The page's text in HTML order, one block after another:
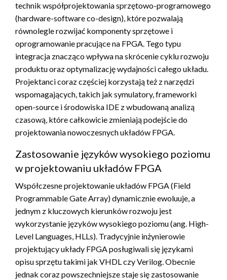
technik współprojektowania sprzętowo-programowego
(hardware-software co-design), które pozwalają
równolegle rozwijać komponenty sprzętowe i
oprogramowanie pracujące na FPGA. Tego typu
integracja znacząco wpływa na skrócenie cyklu rozwoju
produktu oraz optymalizację wydajności całego układu.
Projektanci coraz częściej korzystają też z narzędzi
wspomagających, takich jak symulatory, frameworki
open-source i środowiska IDE z wbudowaną analizą
czasową, które całkowicie zmieniają podejście do
projektowania nowoczesnych układów FPGA.
Zastosowanie języków wysokiego poziomu
w projektowaniu układów FPGA
Współczesne projektowanie układów FPGA (Field
Programmable Gate Array) dynamicznie ewoluuje, a
jednym z kluczowych kierunków rozwoju jest
wykorzystanie języków wysokiego poziomu (ang. High-
Level Languages, HLLs). Tradycyjnie inżynierowie
projektujący układy FPGA posługiwali się językami
opisu sprzętu takimi jak VHDL czy Verilog. Obecnie
jednak coraz powszechniejsze staje się zastosowanie